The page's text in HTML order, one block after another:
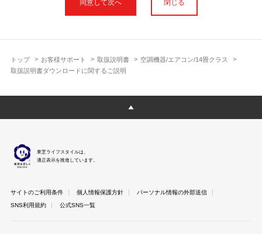
トップ お客様サポート 取扱説明書
空調機器/エアコン/14畳クラス
取扱説明書ダウンロードに関するご説明
使用上のご注意や安全上のご注意、また測定基準や数値等は取扱
説明書が作成された時点での基準に応じた内容となっております
明書以外の印刷物が同梱されている場合がありますが、本サイト
ではそれらを全て公開しておりませんのであらかじめご了承くだ
本サイトのサービスは予告なく中止または内容を変更する場合が
ございますのであらかじめご了承ください。
さま以外からのお問い合わせにはお答えできない場合があります
のであらかじめご了承ください。
閉じる
東芝ライフスタイルは、
適正表示を推進しています。
サイトのご利用条件 個人情報保護方針
パーソナル情報の外部送信
SNS利用規約
公式SNS一覧